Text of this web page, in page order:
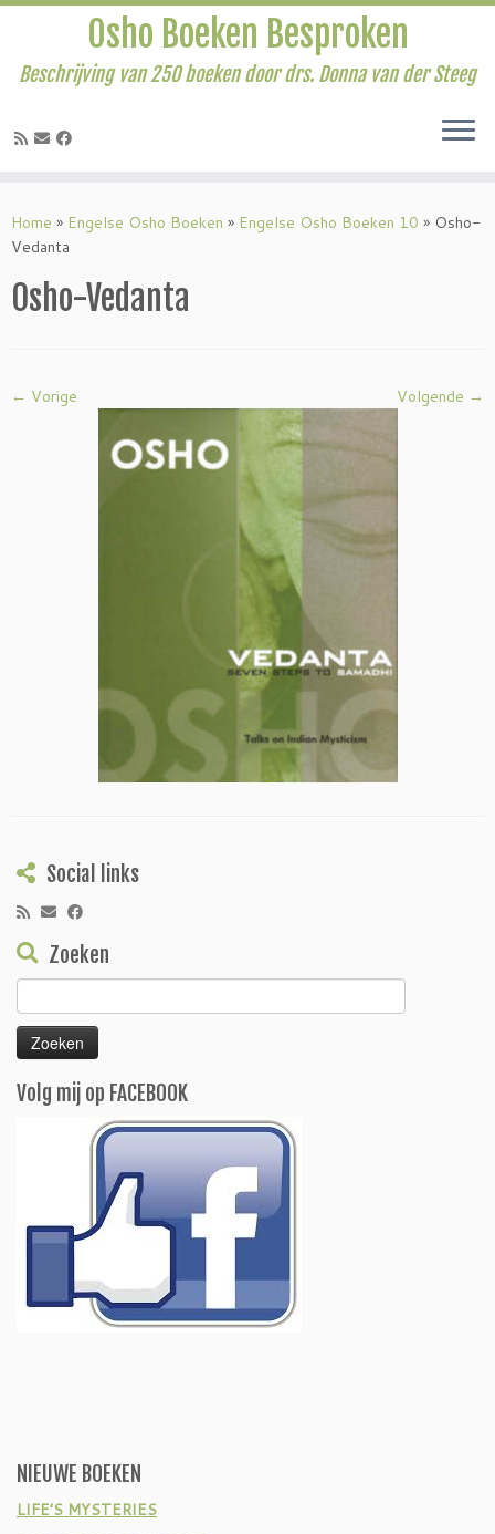
naar
inhoud
Osho Boeken Besproken
Beschrijving van 250 boeken door drs. Donna van der Steeg
Home » Engelse Osho Boeken » Engelse Osho Boeken 10 » Osho-
Vedanta
Osho-Vedanta
← Vorige Volgende →
Social links
Zoeken
naar:
Volg mij op FACEBOOK
NIEUWE BOEKEN
LIFE’S MYSTERIES